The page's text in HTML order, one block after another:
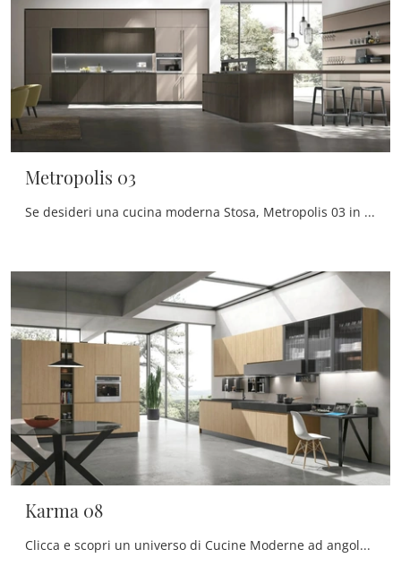
Metropolis 03
Se desideri una cucina moderna Stosa, Metropolis 03 in legno ti aspetta nel nostro negozio di Cucine Moderne con penisola.
Karma 08
Clicca e scopri un universo di Cucine Moderne ad angolo: la cucina Karma 08 Stosa in legno ti sta aspettando!